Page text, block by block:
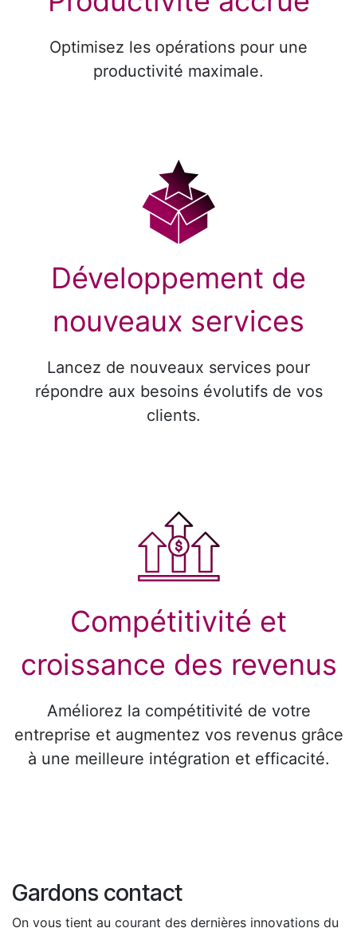
Optimisez les opérations pour une
productivité maximale.
Développement de
nouveaux services
Lancez de nouveaux services pour
répondre aux besoins évolutifs de vos
clients.
Compétitivité et
croissance des revenus
Améliorez la compétitivité de votre
entreprise et augmentez vos revenus grâce
à une meilleure intégration et efficacité.
Gardons contact
On vous tient au courant des dernières innovations du